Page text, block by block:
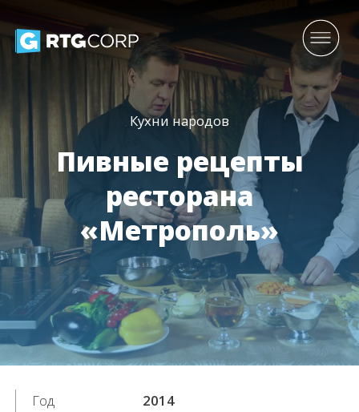
Кухни народов
Пивные рецепты
ресторана
«Метрополь»
Год
2014